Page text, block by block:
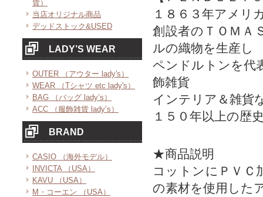
貨）
当店オリジナル商品
デッドストック&USED
LADY’S WEAR
OUTER （アウター lady's）
WEAR （Tシャツ etc lady's）
BAG （バッグ lady’s）
ACC （服飾雑貨 lady’s）
BRAND
CASIO （海外モデル）
INVICTA （USA）
KAVU （USA）
M・コーエン （USA）
１８６３年アメ
創設者のＴＯＭＡ
ルの織物を生産し
ペンドルトンを代
飾雑貨
インテリア＆雑貨
１５０年以上の歴
★商品説明
コットンにＰＶＣ
の素材を使用した